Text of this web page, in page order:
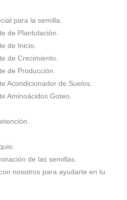
para la semilla.
de Plantulación.
de Inicio.
de Crecimiento.
de Producción.
Acondicionador de Suelos.
Aminoácidos Goteo.
de las semillas.
nosotros para ayudarte en tu